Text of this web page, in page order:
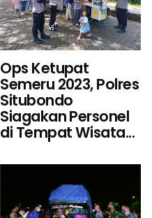
Ops Ketupat
Semeru 2023, Polres
Situbondo
Siagakan Personel
di Tempat Wisata...